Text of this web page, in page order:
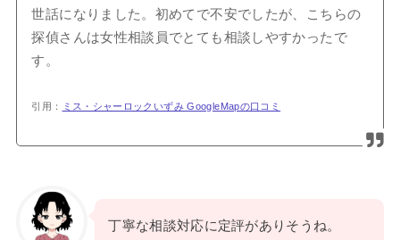
世話になりました。初めてで不安でしたが、こちらの
探偵さんは女性相談員でとても相談しやすかったで
す。
引用： ミス・シャーロックいずみ GoogleMapの口コミ
丁寧な相談対応に定評がありそうね。